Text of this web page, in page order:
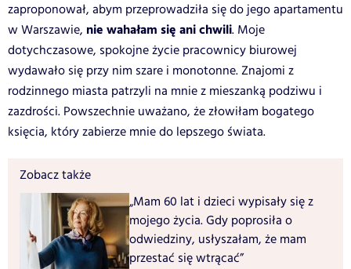
zaproponował, abym przeprowadziła się do jego apartamentu
w Warszawie, nie wahałam się ani chwili. Moje
dotychczasowe, spokojne życie pracownicy biurowej
wydawało się przy nim szare i monotonne. Znajomi z
rodzinnego miasta patrzyli na mnie z mieszanką podziwu i
zazdrości. Powszechnie uważano, że złowiłam bogatego
księcia, który zabierze mnie do lepszego świata.
Zobacz także
„Mam 60 lat i dzieci wypisały się z
mojego życia. Gdy poprosiła o
odwiedziny, usłyszałam, że mam
przestać się wtrącać”